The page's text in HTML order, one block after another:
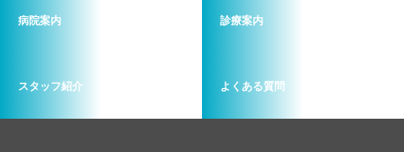
病院案内 診療案内
スタッフ紹介 よくある質問